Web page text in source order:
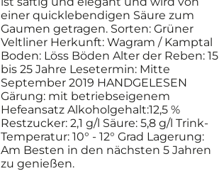
einer quicklebendigen Säure zum
Gaumen getragen. Sorten: Grüner
Veltliner Herkunft: Wagram / Kamptal
Boden: Löss Böden Alter der Reben: 15
bis 25 Jahre Lesetermin: Mitte
September 2019 HANDGELESEN
Gärung: mit betriebseigenem
Hefeansatz Alkoholgehalt:12,5 %
Restzucker: 2,1 g/l Säure: 5,8 g/l Trink-
Temperatur: 10° - 12° Grad Lagerung:
Am Besten in den nächsten 5 Jahren
zu genießen.